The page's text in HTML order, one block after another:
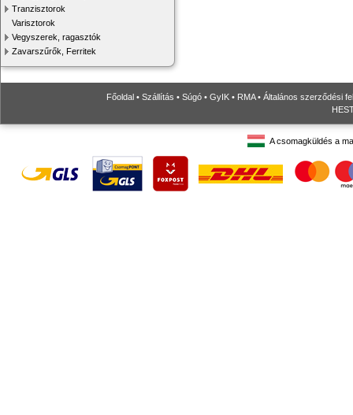
Tranzisztorok
Varisztorok
Vegyszerek, ragasztók
Zavarszűrők, Ferritek
Főoldal • Szállítás • Súgó • GyIK • RMA• Általános szerződési
A csomagküldés a